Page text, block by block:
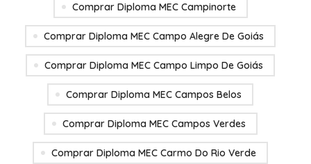
Comprar Diploma MEC Campinorte
Comprar Diploma MEC Campo Alegre De Goiás
Comprar Diploma MEC Campo Limpo De Goiás
Comprar Diploma MEC Campos Belos
Comprar Diploma MEC Campos Verdes
Comprar Diploma MEC Carmo Do Rio Verde